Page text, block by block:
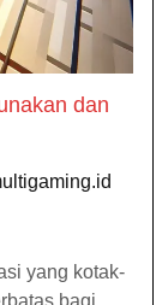
dan
yang kotak-